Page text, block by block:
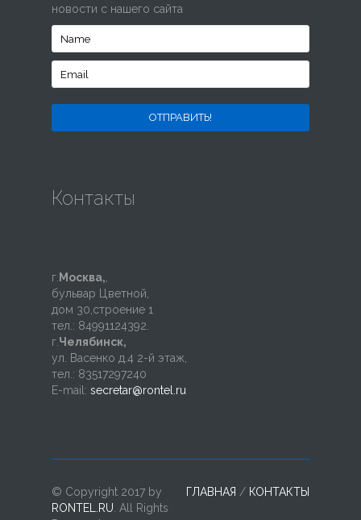
новости с нашего сайта
Контакты
г. Москва,
бульвар Цветной,
дом 30,строение 1
тел.: 84991124392.
г. Челябинск,
ул. Васенко д.4 2-й этаж,
тел.: 83517297240
E-mail: secretar@rontel.ru
© Copyright 2017 by
RONTEL.RU . All Rights
ГЛАВНАЯ / КОНТАКТЫ